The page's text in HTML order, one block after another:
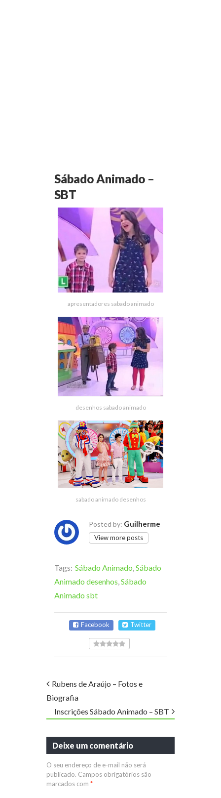
Sábado Animado –
SBT
apresentadores sabado animado
desenhos sabado animado
sabado animado desenhos
Posted by: Guilherme
View more posts
Tags: Sábado Animado,Sábado
Animado desenhos,Sábado
Animado sbt
Facebook Twitter
Rubens de Araújo – Fotos e
Biografia
Inscrições Sábado Animado – SBT
Deixe um comentário
O seu endereço de e-mail não será
publicado. Campos obrigatórios são
marcados com *